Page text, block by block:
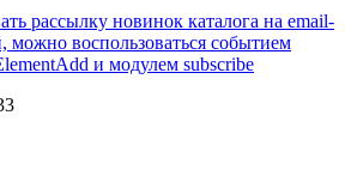
рассылку новинок каталога на email-
можно воспользоваться событием
и модулем subscribe